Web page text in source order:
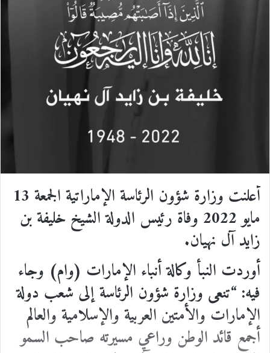
أعلنت وزارة شؤون الرئاسة الإماراتية الجمعة 13
مايو2022 وفاة رئيس الدولةالشيخ خليفة بن
زايد آل نهيان.
أوردت النبأ وكالة أنباء الإمارات (وام) وجاء
فيه: “تنعى وزارة شؤون الرئاسة إلى شعب دولة
الإمارات والأمتين العربية والإسلامية والعالم
أجمع قائد الوطن وراعي مسيرته صاحب السمو